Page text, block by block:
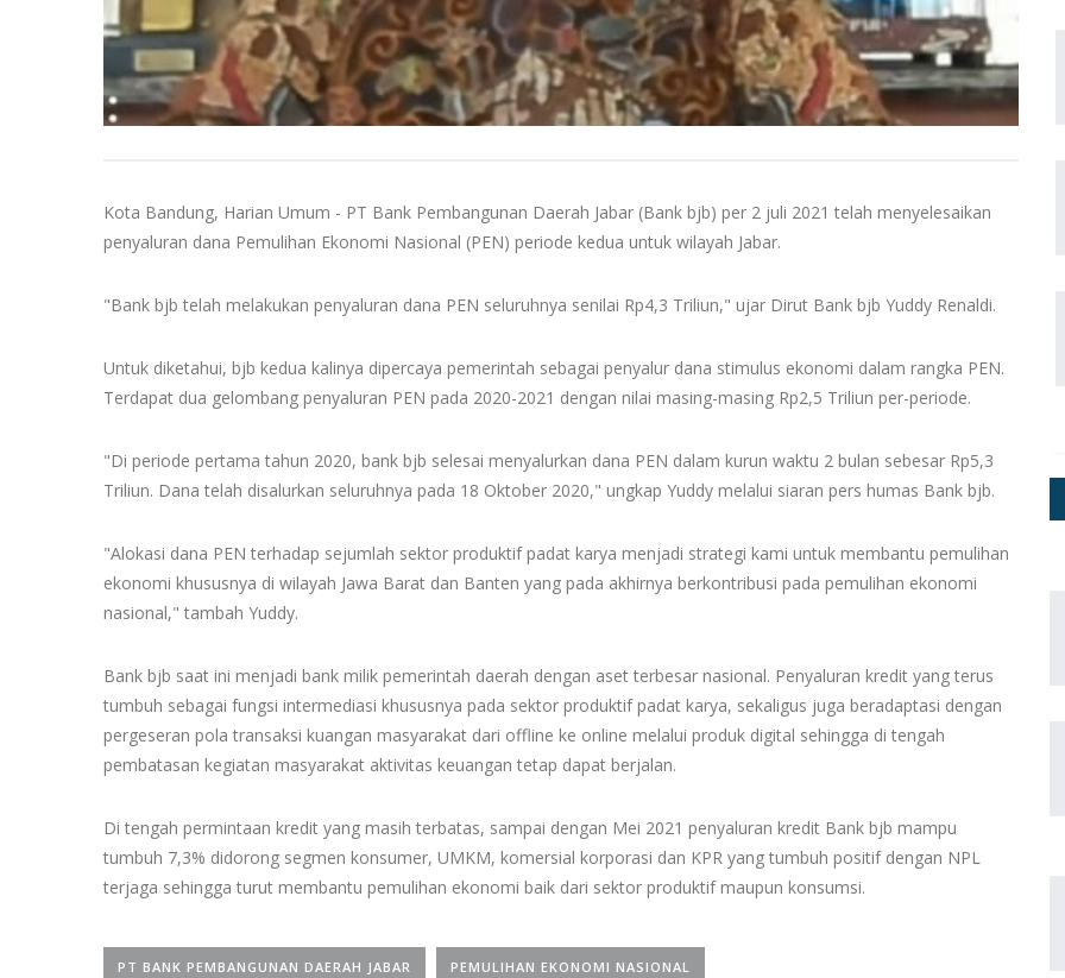
Kota Bandung, Harian Umum - PT Bank Pembangunan Daerah Jabar (Bank bjb) per 2 juli 2021 telah menyelesaikan
penyaluran dana Pemulihan Ekonomi Nasional (PEN) periode kedua untuk wilayah Jabar.
"Bank bjb telah melakukan penyaluran dana PEN seluruhnya senilai Rp4,3 Triliun," ujar Dirut Bank bjb Yuddy Renaldi.
Untuk diketahui, bjb kedua kalinya dipercaya pemerintah sebagai penyalur dana stimulus ekonomi dalam rangka PEN.
Terdapat dua gelombang penyaluran PEN pada 2020-2021 dengan nilai masing-masing Rp2,5 Triliun per-periode.
"Di periode pertama tahun 2020, bank bjb selesai menyalurkan dana PEN dalam kurun waktu 2 bulan sebesar Rp5,3
Triliun. Dana telah disalurkan seluruhnya pada 18 Oktober 2020," ungkap Yuddy melalui siaran pers humas Bank bjb.
"Alokasi dana PEN terhadap sejumlah sektor produktif padat karya menjadi strategi kami untuk membantu pemulihan
ekonomi khususnya di wilayah Jawa Barat dan Banten yang pada akhirnya berkontribusi pada pemulihan ekonomi
nasional," tambah Yuddy.
Bank bjb saat ini menjadi bank milik pemerintah daerah dengan aset terbesar nasional. Penyaluran kredit yang terus
tumbuh sebagai fungsi intermediasi khususnya pada sektor produktif padat karya, sekaligus juga beradaptasi dengan
pergeseran pola transaksi kuangan masyarakat dari offline ke online melalui produk digital sehingga di tengah
pembatasan kegiatan masyarakat aktivitas keuangan tetap dapat berjalan.
Di tengah permintaan kredit yang masih terbatas, sampai dengan Mei 2021 penyaluran kredit Bank bjb mampu
tumbuh 7,3% didorong segmen konsumer, UMKM, komersial korporasi dan KPR yang tumbuh positif dengan NPL
terjaga sehingga turut membantu pemulihan ekonomi baik dari sektor produktif maupun konsumsi.
PT BANK PEMBANGUNAN DAERAH JABAR PEMULIHAN EKONOMI NASIONAL